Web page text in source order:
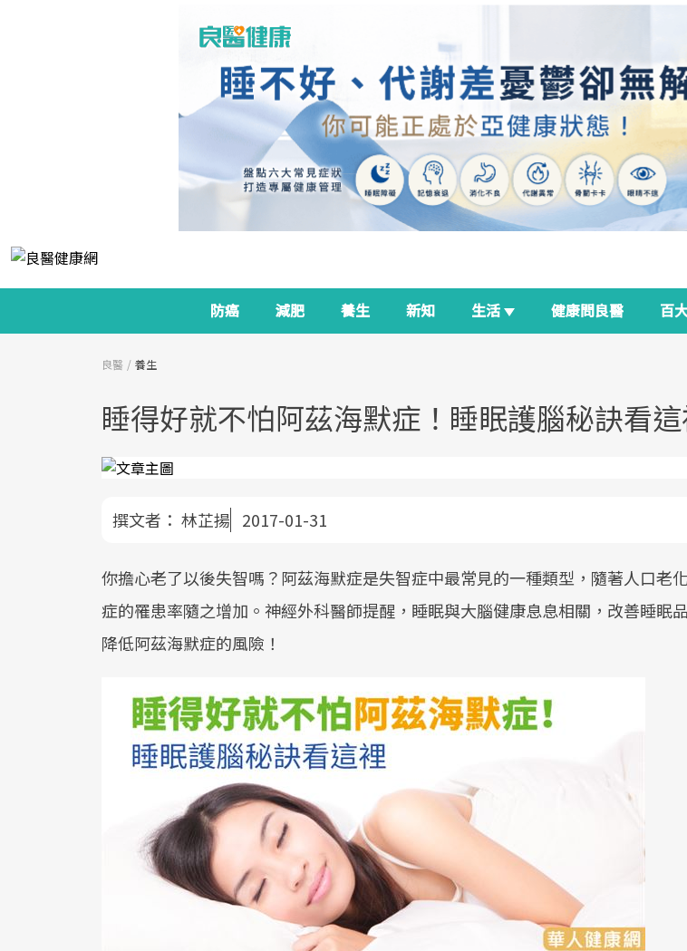
防癌 減肥 養生 新知 生活 健康問良醫 百
良醫 養生
睡得好就不怕阿茲海默症！睡眠護腦秘訣看
撰文者： 林芷揚 2017-01-31
你擔心老了以後失智嗎？阿茲海默症是失智症中最常見的一種類型，隨著人口老
症的罹患率隨之增加。神經外科醫師提醒，睡眠與大腦健康息息相關，改善睡眠
降低阿茲海默症的風險！
面對超高齡社會的浪潮，
邁向「健康照護」的新時
療院所的服務，更是民眾
狀況、啟動健康管理的重
2025年，就到良醫生活祭
健康新生活」，從講座、
良醫健康網從「換季的身
發，透過醫學觀點與日常